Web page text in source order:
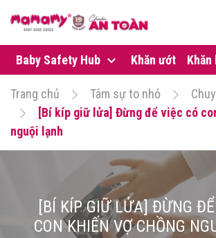
Baby Safety Hub Khăn ướt Khăn
Trang chủ Tâm sự to nhỏ
[Bí kíp giữ lửa] Đừng để việc có
nguội lạnh
[BÍ KÍP GIỮ LỬA] ĐỪNG ĐỂ
CON KHIẾN VỢ CHỒNG